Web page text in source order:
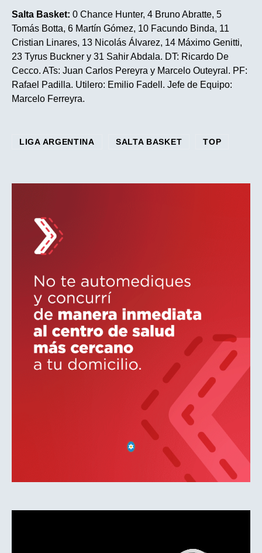
Salta Basket: 0 Chance Hunter, 4 Bruno Abratte, 5
Tomás Botta, 6 Martín Gómez, 10 Facundo Binda, 11
Cristian Linares, 13 Nicolás Álvarez, 14 Máximo Genitti,
23 Tyrus Buckner y 31 Sahir Abdala. DT: Ricardo De
Cecco. ATs: Juan Carlos Pereyra y Marcelo Outeyral. PF:
Rafael Padilla. Utilero: Emilio Fadell. Jefe de Equipo:
Marcelo Ferreyra.
LIGA ARGENTINA SALTA BASKET TOP